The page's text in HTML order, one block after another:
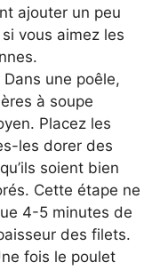
ajouter un peu
vous aimez les
Dans une poêle,
à soupe
Placez les
les dorer des
soient bien
Cette étape ne
4-5 minutes de
des filets.
fois le poulet